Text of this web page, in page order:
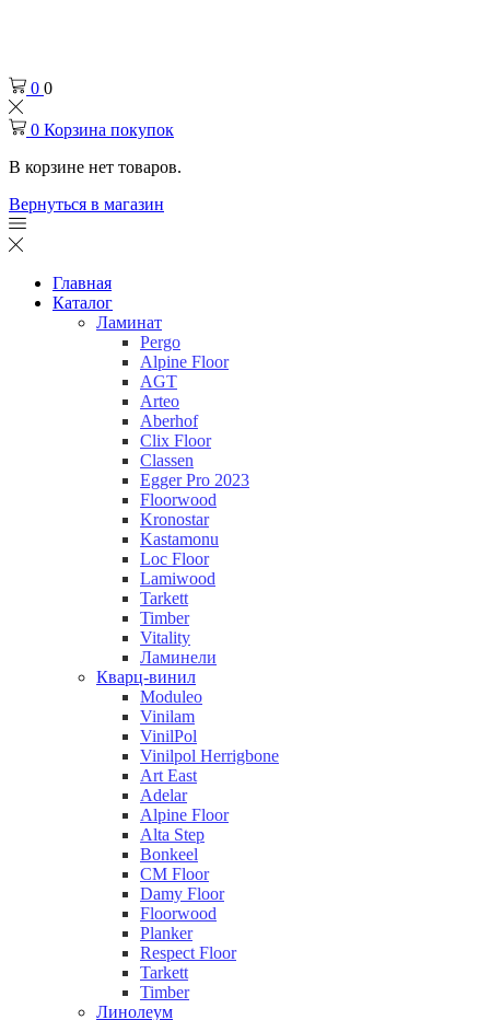
0 0
0 Корзина покупок
В корзине нет товаров.
Вернуться в магазин
Главная
Каталог
Ламинат
Pergo
Alpine Floor
AGT
Arteo
Aberhof
Clix Floor
Classen
Egger Pro 2023
Floorwood
Kronostar
Kastamonu
Loc Floor
Lamiwood
Tarkett
Timber
Vitality
Ламинели
Кварц-винил
Moduleo
Vinilam
VinilPol
Vinilpol Herrigbone
Art East
Adelar
Alpine Floor
Alta Step
Bonkeel
CM Floor
Damy Floor
Floorwood
Planker
Respect Floor
Tarkett
Timber
Линолеум